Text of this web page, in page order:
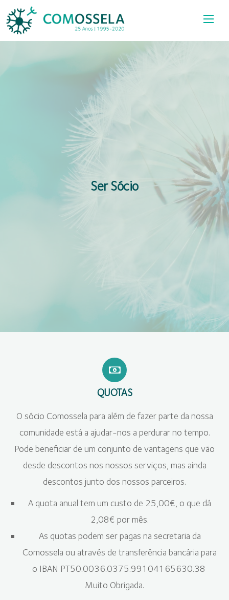
Ser Sócio
QUOTAS
O sócio Comossela para além de fazer parte da nossa
comunidade está a ajudar-nos a perdurar no tempo.
Pode beneficiar de um conjunto de vantagens que vão
desde descontos nos nossos serviços, mas ainda
descontos junto dos nossos parceiros.
A quota anual tem um custo de 25,00€, o que dá
2,08€ por mês.
As quotas podem ser pagas na secretaria da
Comossela ou através de transferência bancária para
o IBAN PT50.0036.0375.99104165630.38
Muito Obrigada.